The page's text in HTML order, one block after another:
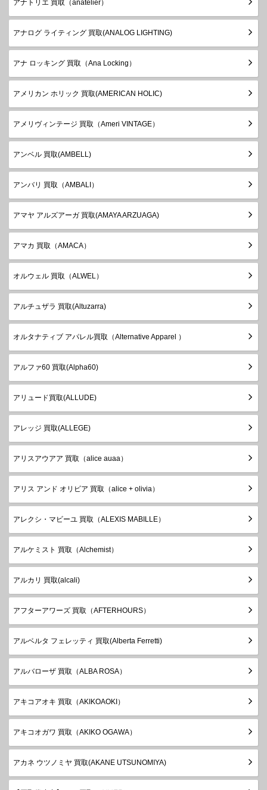
アナトリエ 買取（anatelier）
アナログ ライティング 買取(ANALOG LIGHTING)
アナ ロッキング 買取（Ana Locking）
アメリカン ホリック 買取(AMERICAN HOLIC)
アメリヴィンテージ 買取（Ameri VINTAGE）
アンベル 買取(AMBELL)
アンバリ 買取（AMBALI）
アマヤ アルズアーガ 買取(AMAYA ARZUAGA)
アマカ 買取（AMACA）
オルウェル 買取（ALWEL）
アルチュザラ 買取(Altuzarra)
オルタナティブ アパレル買取（Alternative Apparel ）
アルファ60 買取(Alpha60)
アリュード買取(ALLUDE)
アレッジ 買取(ALLEGE)
アリスアウアア 買取（alice auaa）
アリス アンド オリビア 買取（alice + olivia）
アレクシ・マビーユ 買取（ALEXIS MABILLE）
アルケミスト 買取（Alchemist）
アルカリ 買取(alcali)
アフターアワーズ 買取（AFTERHOURS）
アルベルタ フェレッティ 買取(Alberta Ferretti)
アルバローザ 買取（ALBA ROSA）
アキコアオキ 買取（AKIKOAOKI）
アキコオガワ 買取（AKIKO OGAWA）
アカネ ウツノミヤ 買取(AKANE UTSUNOMIYA)